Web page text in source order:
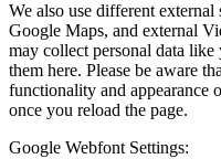
We also use different
Google Maps, and external
may collect personal data
them here. Please be aware
functionality and appearance
once you reload the page.
Google Webfont Settings: